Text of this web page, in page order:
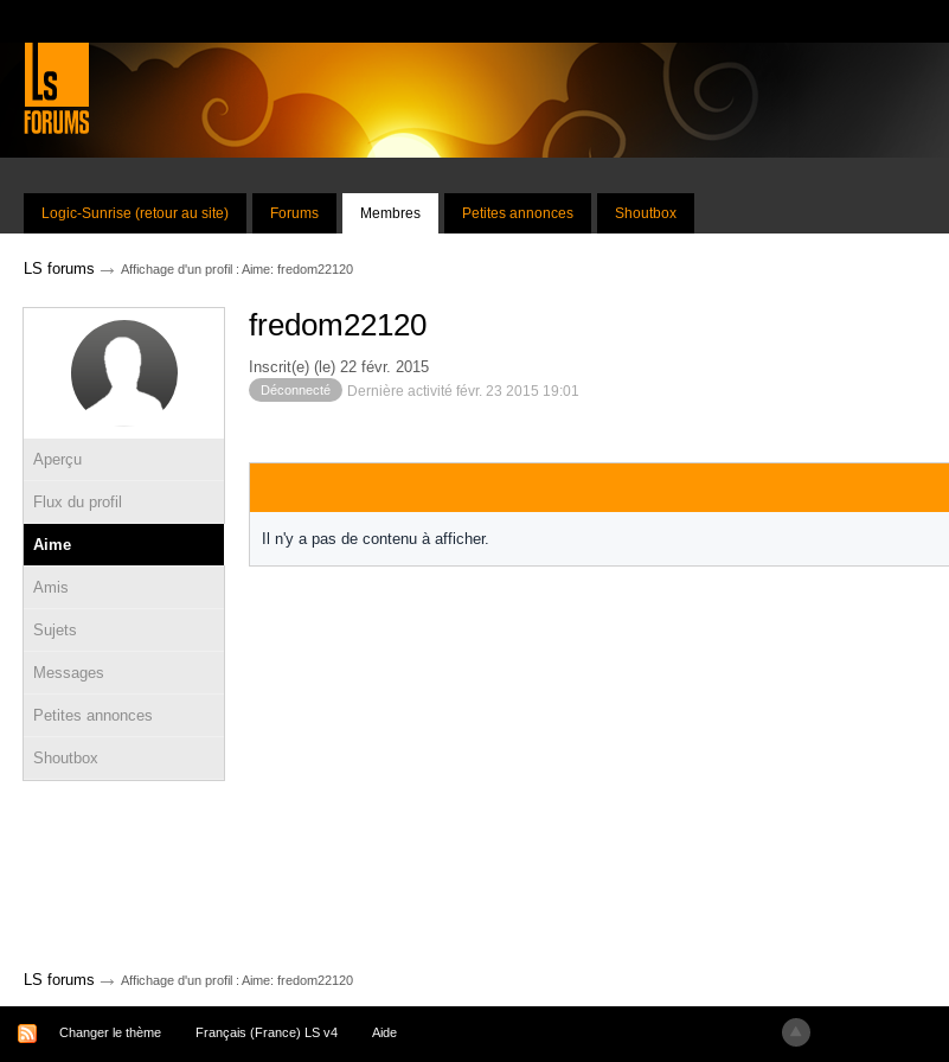
Logic-Sunrise (retour au site) Forums Membres Petites annonces Shoutbox
LS forums → Affichage d'un profil : Aime: fredom22120
Aperçu
Flux du profil
Aime
Amis
Sujets
Messages
Petites annonces
Shoutbox
fredom22120
Inscrit(e) (le) 22 févr. 2015
Déconnecté Dernière activité févr. 23 2015 19:01
Il n'y a pas de contenu à afficher.
LS forums → Affichage d'un profil : Aime: fredom22120
Changer le thème Français (France) LS v4 Aide